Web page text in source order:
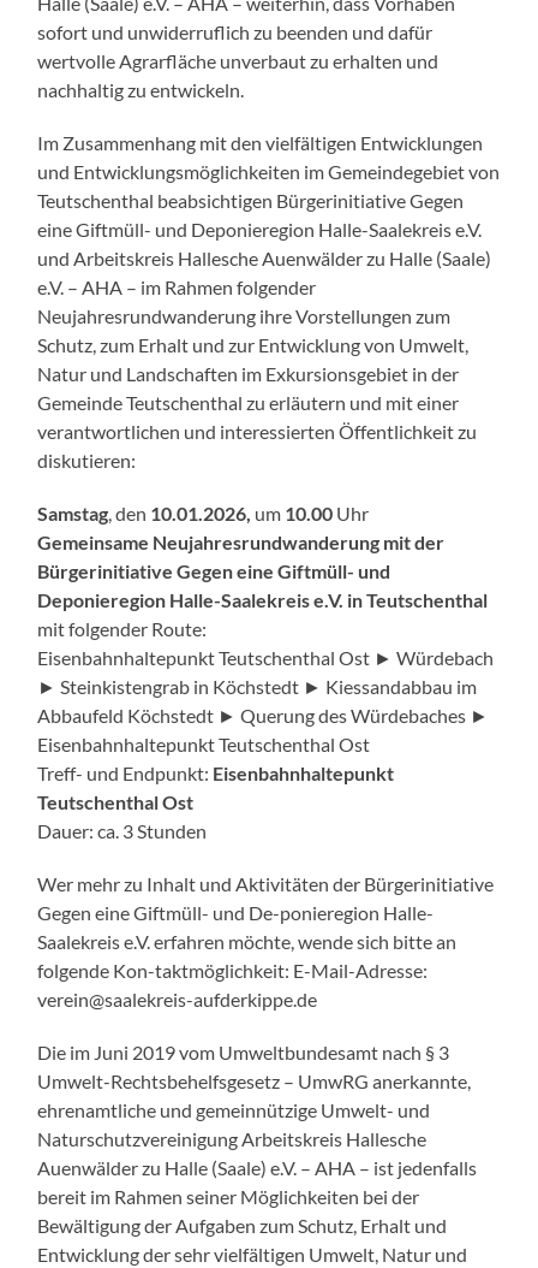
sofort und unwiderruflich zu beenden und dafür
wertvolle Agrarfläche unverbaut zu erhalten und
nachhaltig zu entwickeln.
Im Zusammenhang mit den vielfältigen Entwicklungen
und Entwicklungsmöglichkeiten im Gemeindegebiet von
Teutschenthal beabsichtigen Bürgerinitiative Gegen
eine Giftmüll- und Deponieregion Halle-Saalekreis e.V.
und Arbeitskreis Hallesche Auenwälder zu Halle (Saale)
e.V. – AHA – im Rahmen folgender
Neujahresrundwanderung ihre Vorstellungen zum
Schutz, zum Erhalt und zur Entwicklung von Umwelt,
Natur und Landschaften im Exkursionsgebiet in der
Gemeinde Teutschenthal zu erläutern und mit einer
verantwortlichen und interessierten Öffentlichkeit zu
diskutieren:
Samstag, den 10.01.2026, um 10.00 Uhr
Gemeinsame Neujahresrundwanderung mit der
Bürgerinitiative Gegen eine Giftmüll- und
Deponieregion Halle-Saalekreis e.V. in Teutschenthal
mit folgender Route:
Eisenbahnhaltepunkt Teutschenthal Ost ► Würdebach
► Steinkistengrab in Köchstedt ► Kiessandabbau im
Abbaufeld Köchstedt ► Querung des Würdebaches ►
Eisenbahnhaltepunkt Teutschenthal Ost
Treff- und Endpunkt: Eisenbahnhaltepunkt
Teutschenthal Ost
Dauer: ca. 3 Stunden
Wer mehr zu Inhalt und Aktivitäten der Bürgerinitiative
Gegen eine Giftmüll- und De-ponieregion Halle-
Saalekreis e.V. erfahren möchte, wende sich bitte an
folgende Kon-taktmöglichkeit: E-Mail-Adresse:
verein@saalekreis-aufderkippe.de
Die im Juni 2019 vom Umweltbundesamt nach § 3
Umwelt-Rechtsbehelfsgesetz – UmwRG anerkannte,
ehrenamtliche und gemeinnützige Umwelt- und
Naturschutzvereinigung Arbeitskreis Hallesche
Auenwälder zu Halle (Saale) e.V. – AHA – ist jedenfalls
bereit im Rahmen seiner Möglichkeiten bei der
Bewältigung der Aufgaben zum Schutz, Erhalt und
Entwicklung der sehr vielfältigen Umwelt, Natur und